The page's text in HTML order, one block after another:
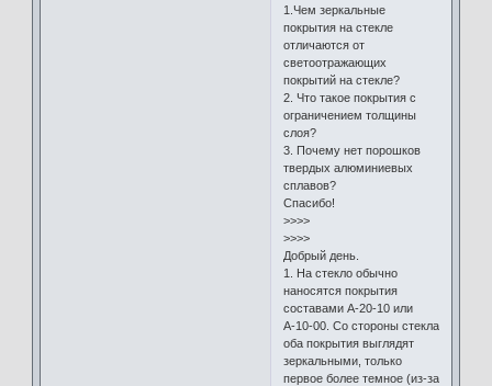
1.Чем зеркальные
покрытия на стекле
отличаются от
светоотражающих
покрытий на стекле?
2. Что такое покрытия с
ограничением толщины
слоя?
3. Почему нет порошков
твердых алюминиевых
сплавов?
Спасибо!
>>>>
>>>>
Добрый день.
1. На стекло обычно
наносятся покрытия
составами А-20-10 или
А-10-00. Со стороны стекла
оба покрытия выглядят
зеркальными, только
первое более темное (из-за